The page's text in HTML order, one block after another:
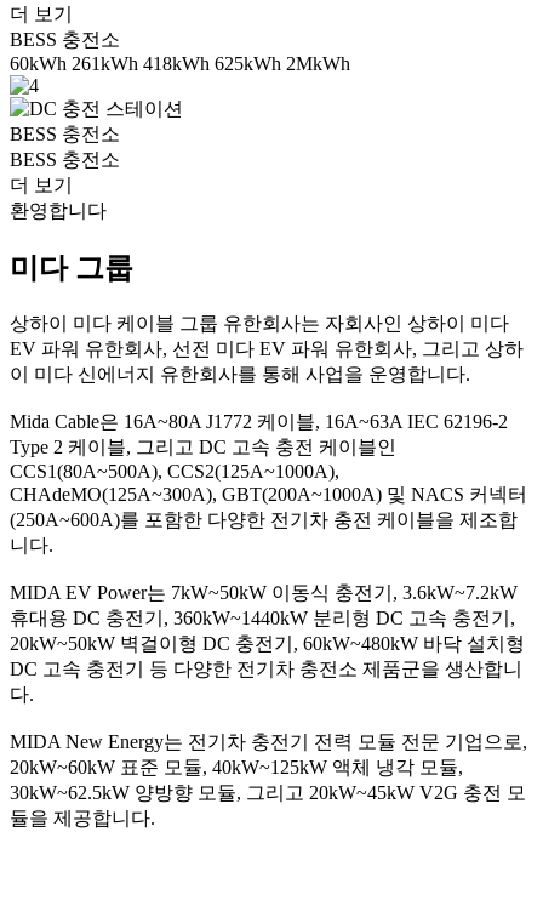
더 보기
BESS 충전소
60kWh 261kWh 418kWh 625kWh 2MkWh
BESS 충전소
BESS 충전소
더 보기
환영합니다
미다 그룹
상하이 미다 케이블 그룹 유한회사는 자회사인 상하이 미다
EV 파워 유한회사, 선전 미다 EV 파워 유한회사, 그리고 상하
이 미다 신에너지 유한회사를 통해 사업을 운영합니다.
Mida Cable은 16A~80A J1772 케이블, 16A~63A IEC 62196-2
Type 2 케이블, 그리고 DC 고속 충전 케이블인
CCS1(80A~500A), CCS2(125A~1000A),
CHAdeMO(125A~300A), GBT(200A~1000A) 및 NACS 커넥터
(250A~600A)를 포함한 다양한 전기차 충전 케이블을 제조합
니다.
MIDA EV Power는 7kW~50kW 이동식 충전기, 3.6kW~7.2kW
휴대용 DC 충전기, 360kW~1440kW 분리형 DC 고속 충전기,
20kW~50kW 벽걸이형 DC 충전기, 60kW~480kW 바닥 설치형
DC 고속 충전기 등 다양한 전기차 충전소 제품군을 생산합니
다.
MIDA New Energy는 전기차 충전기 전력 모듈 전문 기업으로,
20kW~60kW 표준 모듈, 40kW~125kW 액체 냉각 모듈,
30kW~62.5kW 양방향 모듈, 그리고 20kW~45kW V2G 충전 모
듈을 제공합니다.